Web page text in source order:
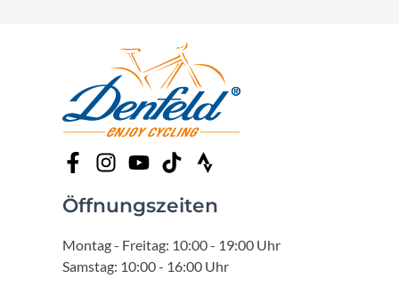
Öffnungszeiten
Montag - Freitag: 10:00 - 19:00 Uhr
Samstag: 10:00 - 16:00 Uhr